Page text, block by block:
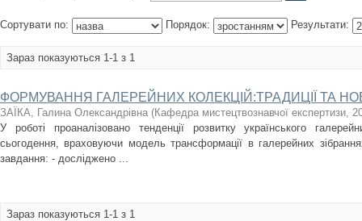
Сортувати по: Порядок: Результати:
Зараз показуються 1-1 з 1
ФОРМУВАННЯ ГАЛЕРЕЙНИХ КОЛЕКЦІЙ:ТРАДИЦІЇ ТА
ЗАЇКА, Галина Олександрівна (Кафедра мистецтвознавчої експертизи,
У роботі проаналізовано тенденції розвитку українського
сьогодення, враховуючи модель трансформації в галерейних
завдання: - досліджено ...
Зараз показуються 1-1 з 1